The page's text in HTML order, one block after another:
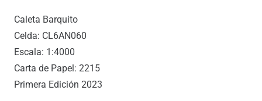
Caleta Barquito
Celda: CL6AN060
Escala: 1:4000
Carta de Papel: 2215
Primera Edición 2023